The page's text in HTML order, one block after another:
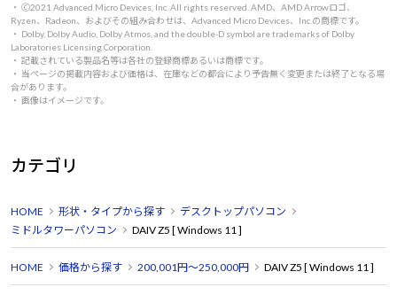
・ 🄫2021 Advanced Micro Devices, Inc. All rights reserved. AMD、AMD Arrowロゴ、
Ryzen、Radeon、およびその組み合わせは、Advanced Micro Devices、Inc.の商標です。
・ Dolby, Dolby Audio, Dolby Atmos, and the double-D symbol are trademarks of Dolby
Laboratories Licensing Corporation.
・ 記載されている製品名等は各社の登録商標あるいは商標です。
・ 当ページの掲載内容および価格は、在庫などの都合により予告無く変更または終了となる場
合があります。
・ 画像はイメージです。
カテゴリ
HOME 形状・タイプから探す
デスクトップパソコン
ミドルタワーパソコン
DAIV Z5 [ Windows 11 ]
HOME 価格から探す 200,001円～250,000円 DAIV Z5 [ Windows 11 ]